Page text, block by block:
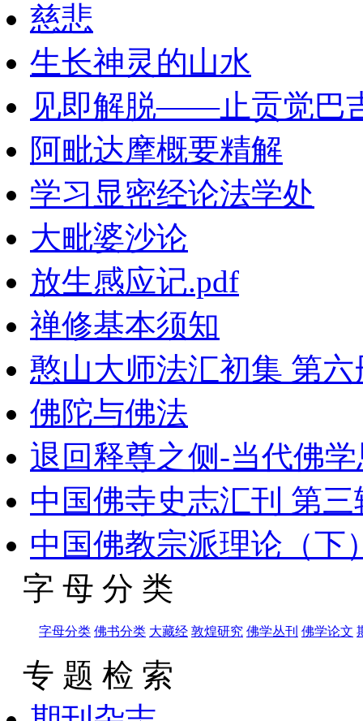
慈悲
生长神灵的山水
见即解脱——止贡觉巴
阿毗达摩概要精解
学习显密经论法学处
大毗婆沙论
放生感应记.pdf
禅修基本须知
憨山大师法汇初集 第
佛陀与佛法
退回释尊之侧-当代佛
中国佛寺史志汇刊 第
中国佛教宗派理论（下
字 母 分 类
字母分类 佛书分类 大藏经 敦煌研究 佛学丛刊 佛学论文
专 题 检 索